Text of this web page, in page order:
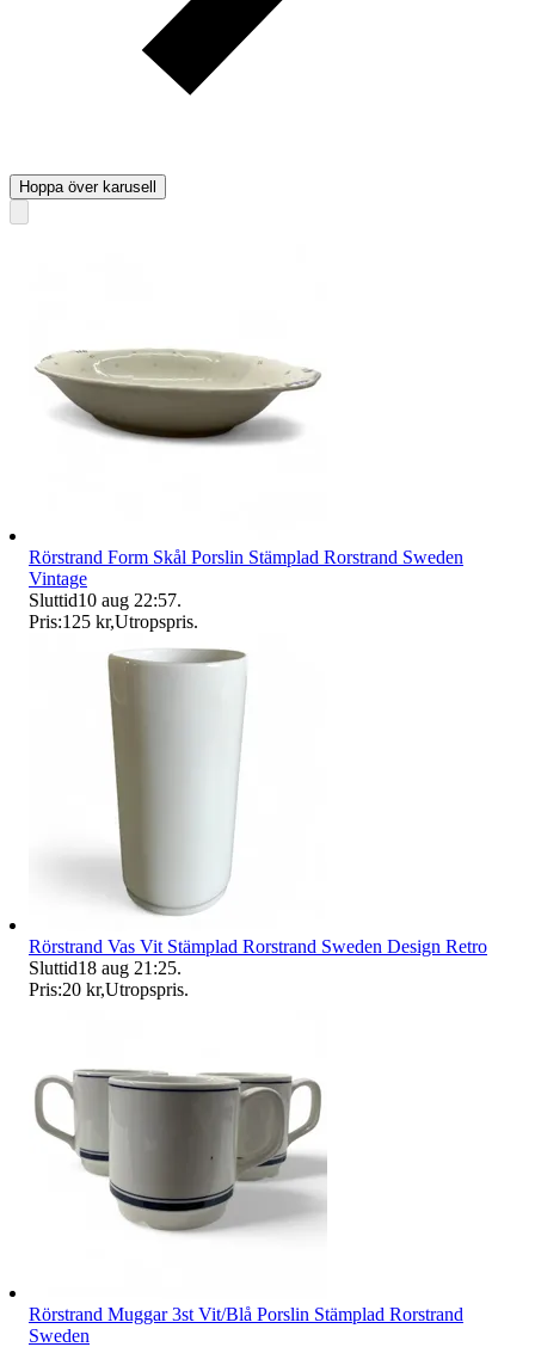
Hoppa över karusell
Rörstrand Form Skål Porslin Stämplad Rorstrand Sweden
Vintage
Sluttid10 aug 22:57.
Pris:125 kr,Utropspris.
Rörstrand Vas Vit Stämplad Rorstrand Sweden Design Retro
Sluttid18 aug 21:25.
Pris:20 kr,Utropspris.
Rörstrand Muggar 3st Vit/Blå Porslin Stämplad Rorstrand
Sweden